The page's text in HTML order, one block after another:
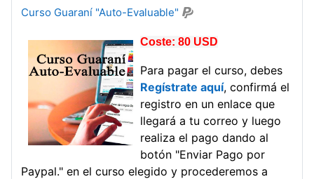
Curso Guaraní "Auto-Evaluable"
Coste: 80 USD
Para pagar el curso, debes
Regístrate aquí, confirmá el
registro en un enlace que
llegará a tu correo y luego
realiza el pago dando al
botón "Enviar Pago por
Paypal." en el curso elegido y procederemos a